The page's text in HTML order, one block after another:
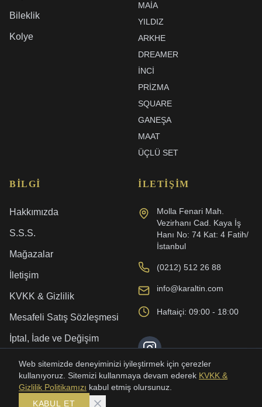
Bileklik
Kolye
MAIA
YILDIZ
ARKHE
DREAMER
İNCI
PRIZMA
SQUARE
GANEŞA
MAAT
ÜÇLÜ SET
BILGI
Hakkımızda
S.S.S.
Mağazalar
İletişim
KVKK & Gizlilik
Mesafeli Satış Sözleşmesi
İptal, İade ve Değişim
Kargo ve Teslimat
İLETIŞIM
Molla Fenari Mah.
Vezirhanı Cad. Kaya İş
Hanı No: 74 Kat: 4 Fatih/
İstanbul
(0212) 512 26 88
info@karaltin.com
Haftaiçi: 09:00 - 18:00
Web sitemizde deneyiminizi iyileştirmek için çerezler
kullanıyoruz. Sitemizi kullanmaya devam ederek KVKK &
Gizlilik Politikamızı kabul etmiş olursunuz.
KABUL ET